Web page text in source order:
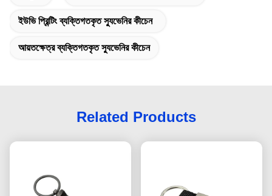
ইউভি প্রিন্টিং ব্যক্তিগতকৃত স্যুভেনির কীচেন
আয়তক্ষেত্র ব্যক্তিগতকৃত স্যুভেনির কীচেন
Related Products